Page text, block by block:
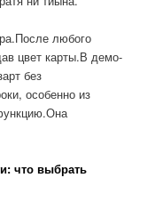
любого
цвет карты.В демо-
без
особенно из
что выбрать